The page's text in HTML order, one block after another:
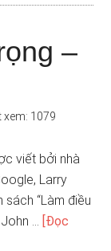
–
1079
viết bởi nhà
Larry
sách “Làm điều
… [Đọc